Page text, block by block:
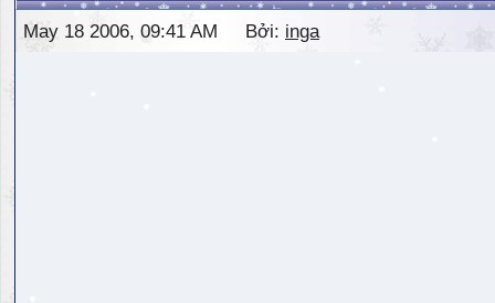
May 18 2006, 09:41 AM Bởi: inga